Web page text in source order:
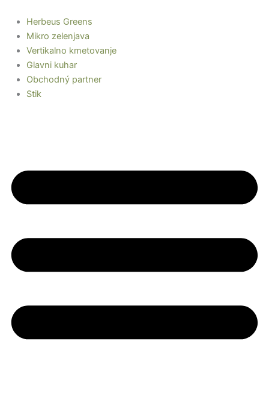
vsebino
Herbeus Greens
Mikro zelenjava
Vertikalno kmetovanje
Glavni kuhar
Obchodný partner
Stik